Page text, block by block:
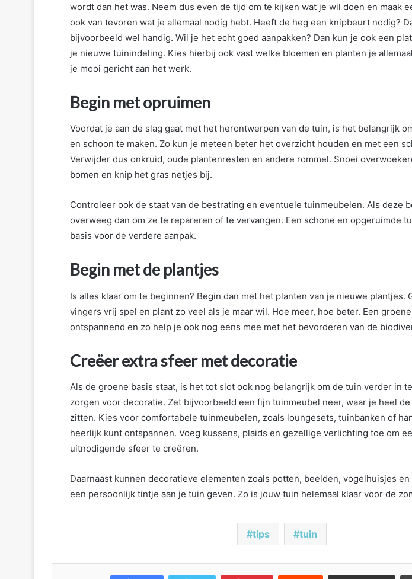
wordt dan het was. Neem dus even de tijd om te kijken wat je wil doen en maak
ook van tevoren wat je allemaal nodig hebt. Heeft de heg een knipbeurt nodig?
bijvoorbeeld wel handig. Wil je het echt goed aanpakken? Dan kun je ook een
je nieuwe tuinindeling. Kies hierbij ook vast welke bloemen en planten je
je mooi gericht aan het werk.
Begin met opruimen
Voordat je aan de slag gaat met het herontwerpen van de tuin, is het belangrijk
en schoon te maken. Zo kun je meteen beter het overzicht houden en met een
Verwijder dus onkruid, oude plantenresten en andere rommel. Snoei
bomen en knip het gras netjes bij.
Controleer ook de staat van de bestrating en eventuele tuinmeubelen. Als deze
overweeg dan om ze te repareren of te vervangen. Een schone en opgeruimde
basis voor de verdere aanpak.
Begin met de plantjes
Is alles klaar om te beginnen? Begin dan met het planten van je nieuwe plantjes.
vingers vrij spel en plant zo veel als je maar wil. Hoe meer, hoe beter. Een
ontspannend en zo help je ook nog eens mee met het bevorderen van de
Creëer extra sfeer met decoratie
Als de groene basis staat, is het tot slot ook nog belangrijk om de tuin verder in
zorgen voor decoratie. Zet bijvoorbeeld een fijn tuinmeubel neer, waar je heel
zitten. Kies voor comfortabele tuinmeubelen, zoals loungesets, tuinbanken of
heerlijk kunt ontspannen. Voeg kussens, plaids en gezellige verlichting toe om
uitnodigende sfeer te creëren.
Daarnaast kunnen decoratieve elementen zoals potten, beelden, vogelhuisjes
een persoonlijk tintje aan je tuin geven. Zo is jouw tuin helemaal klaar voor de
tips tuin